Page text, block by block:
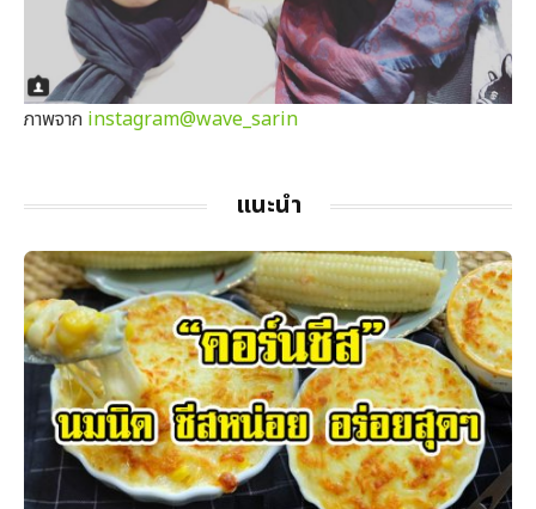
ภาพจาก instagram@wave_sarin
แนะนำ